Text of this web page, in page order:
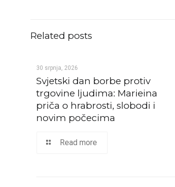
Related posts
30 srpnja, 2026
Svjetski dan borbe protiv
trgovine ljudima: Marieina
priča o hrabrosti, slobodi i
novim počecima
Read more